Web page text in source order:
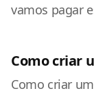
vamos pagar
Como criar
Como criar